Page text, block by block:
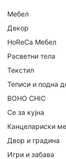
Мебел
Декор
HoReCa Мебел
Расветни тела
Текстил
Теписи и подна
BOHO CHIC
Се за кујна
Канцелариски
Двор и градина
Игри и забава